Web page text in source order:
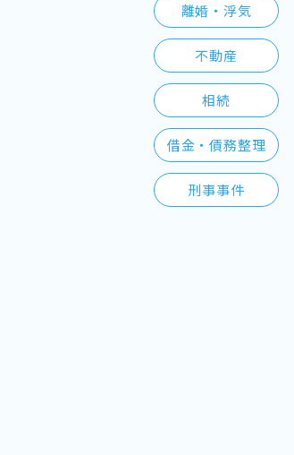
離婚・浮気
不動産
相続
借金・債務整理
刑事事件